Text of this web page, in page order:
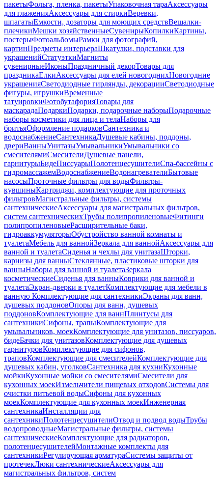
пакетыФольга, пленка, пакетыУпаковочная тараАксессуары
для глаженияАксессуары для стиркиВеревки,
шпагатыЕмкости, дозаторы для моющих средствВешалки-
плечикиМешки хозяйственныеСувенирыКопилкиКартины,
постерыФотоальбомыРамки для фотографий,
картинПредметы интерьераШкатулки, подставки для
украшенийСтатуэткиМагниты
сувенирныеИконыПраздничный декорТовары для
праздникаЕлкиАксессуары для елей новогоднихНовогодние
украшенияСветодиодные гирлянды, декорацииСветодиодные
фигуры, игрушкиВременные
татуировкиФотобутафорияТовары для
маскарадаПодаркиПодарки, подарочные наборыПодарочные
наборы косметики для лица и телаНаборы для
бритьяОформление подарковСантехника и
водоснабжениеСантехникаДушевые кабины, поддоны,
двериВанныУнитазыУмывальникиУмывальники со
смесителямиСмесителиДушевые панели,
гарнитурыБидеПиссуарыПолотенцесушителиСпа-бассейны с
гидромассажемВодоснабжениеВодонагревателиБытовые
насосыПроточные фильтры для водыФильтры-
кувшиныКартриджи, комплектующие для проточных
фильтровМагистральные фильтры, системы
сантехническиеАксессуары для магистральных фильтров,
систем сантехническихТрубы полипропиленовыеФитинги
полипропиленовыеРасширительные баки,
гидроаккумуляторыОбустройство ванной комнаты и
туалетаМебель для ваннойЗеркала для ваннойАксессуары для
ванной и туалетаСиденья и чехлы для унитазаШторки,
карнизы для ванныСтеклянные, пластиковые шторки для
ванныНаборы для ванной и туалетаЗеркала
косметическиеСиденья для ванныКоврики для ванной и
туалетаЭкран-дверки в туалетКомплектующие для мебели в
ванную Комплектующие для сантехникиЭкраны для ванн,
душевых поддоновОпоры для ванн, душевых
поддоновКомплектующие для ваннПлинтусы для
сантехникиСифоны, трапыКомплектующие для
умывальников, моекКомплектующие для унитазов, писсуаров,
бидеБачки для унитазовКомплектующие для душевых
гарнитуровКомплектующие для сифонов,
траповКомплектующие для смесителейКомплектующие для
душевых кабин, уголковСантехника для кухниКухонные
мойкиКухонные мойки со смесителямиСмесители для
кухонных моекИзмельчители пищевых отходовСистемы для
очистки питьевой водыСифоны для кухонных
моекКомплектующие для кухонных моекИнженерная
сантехникаИнсталляции для
сантехникиПолотенцесушителиОтвод и подвод водыТрубы
водопроводныеМагистральные фильтры, системы
сантехническиеКомплектующие для радиаторов,
полотенцесушителейМонтажные комплекты для
сантехникиРегулирующая арматураСистемы защиты от
протечекЛюки сантехническиеАксессуары для
магистральных фильтров, систем